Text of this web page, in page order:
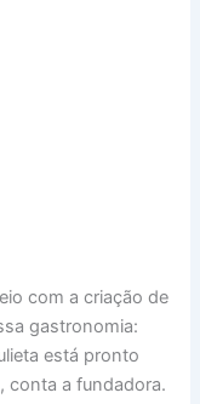
com a criação de
gastronomia:
está pronto
conta a fundadora.